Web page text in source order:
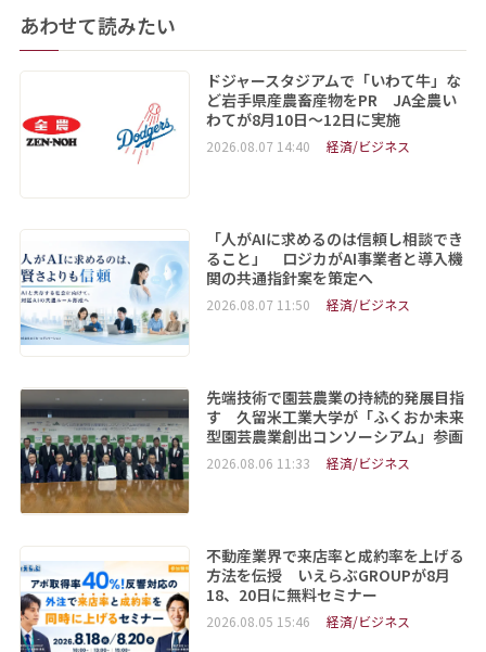
あわせて読みたい
ドジャースタジアムで「いわて牛」な
ど岩手県産農畜産物をPR JA全農い
わてが8月10日～12日に実施
2026.08.07 14:40 経済/ビジネス
「人がAIに求めるのは信頼し相談でき
ること」 ロジカがAI事業者と導入機
関の共通指針案を策定へ
2026.08.07 11:50 経済/ビジネス
先端技術で園芸農業の持続的発展目指
す 久留米工業大学が「ふくおか未来
型園芸農業創出コンソーシアム」参画
2026.08.06 11:33 経済/ビジネス
不動産業界で来店率と成約率を上げる
方法を伝授 いえらぶGROUPが8月
18、20日に無料セミナー
2026.08.05 15:46 経済/ビジネス